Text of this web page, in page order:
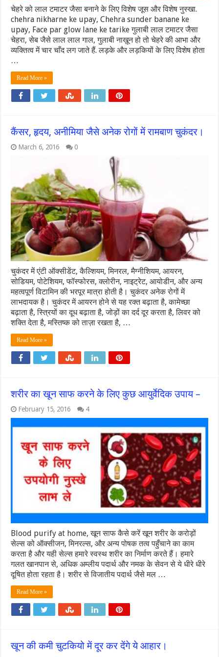
चेहरे को लाल टमाटर जैसा बनाने के लिए विशेष जूस और विशेष नुस्खा.
chehra nikharne ke upay, Chehra sunder banane ke
upay, Face par glow lane ke tarike गुलाबी लाल टमाटर जैसा
चेहरा, सेब जैसे लाल लाल गाल, गुलाबी नाख़ून हो तो चेहरे की आभा और
व्यक्तित्व में चार चाँद लग जाते हैं. लड़के और लड़कियों के लिए विशेष होता
…
Read More »
कैंसर, हृदय, अनीमिया जैसे अनेक रोगों में रामबाण चुकंदर।
March 6, 2016 0
चुकंदर में एंटी ऑक्सीडेंट, कैल्शियम, मिनरल, मैग्नीशियम, आयरन,
सोडियम, पोटेशियम, फॉस्फोरस, क्लोरीन, नाइट्रेट, आयोडीन, और अन्य
महत्वपूर्ण विटामिन की भरपूर मात्रा होती है। चुकंदर अनेक रोगों में
लाभदायक है। चुकंदर में आयरन होने से यह रक्त बढ़ाता है, कामेच्छा
बढ़ाता है, स्त्रियों का दूध बढ़ाता है, जोड़ों का दर्द दूर करता है, लिवर को
शक्ति देता है, मस्तिष्क को ताज़ा रखता है, …
Read More »
शरीर का खून साफ करने के लिए कुछ आयुर्वेदिक उपाय –
February 15, 2016 4
Blood purify at home, खून साफ कैसे करें खून शरीर के करोड़ों
सेल्स को ऑक्सीजन, मिनरल्स, और अन्य पोषक तत्व पहुँचाने का काम
करता है और यही सेल्स हमारे स्वस्थ शरीर का निर्माण करते हैं। हमारे
गलत खानपान से, अधिक अम्लीय पदार्थ और नमक के सेवन से ये धीरे धीरे
दूषित होता रहता है। शरीर से विजातीय पदार्थ जैसे मल …
Read More »
खून की कमी चुटकियो में दूर कर देंगे ये आहार।